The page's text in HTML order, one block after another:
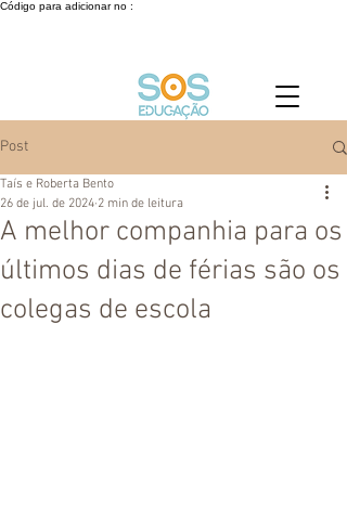
Código para adicionar no :
Post
A melhor companhia para os
últimos dias de férias são os
colegas de escola
Taís e Roberta Bento
26 de jul. de 2024 2 min de leitura